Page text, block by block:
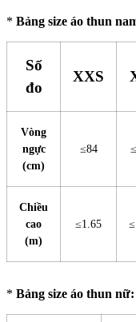
* Bảng size áo thun
Số
đo
XXS
Vòng
ngực
(cm)
≤84
Chiều
cao
(m)
≤1.65
* Bảng size áo thun nữ: